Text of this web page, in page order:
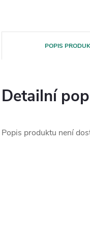
POPIS
Detailní
Popis produktu není